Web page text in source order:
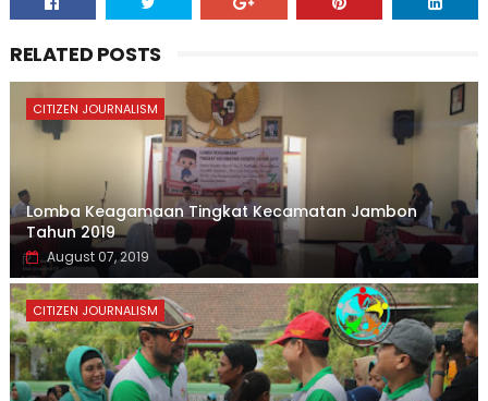
RELATED POSTS
CITIZEN JOURNALISM
Lomba Keagamaan Tingkat Kecamatan Jambon
Tahun 2019
August 07, 2019
CITIZEN JOURNALISM